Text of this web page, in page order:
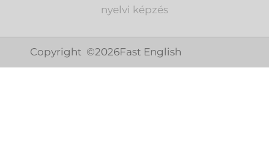
nyelvi képzés
Copyright ©2026Fast English